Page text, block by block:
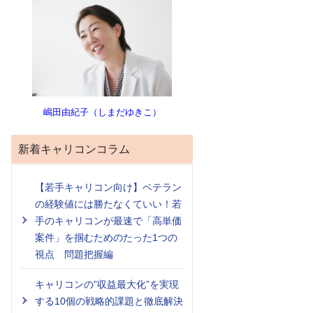
嶋田由紀子（しまだゆきこ）
新着キャリコンコラム
【若手キャリコン向け】ベテラン
の経験値には勝たなくていい！若
手のキャリコンが最速で「高単価
案件」を掴むためのたった1つの
視点 問題把握編
キャリコンの”収益最大化”を実現
する10個の戦略的課題と徹底解決